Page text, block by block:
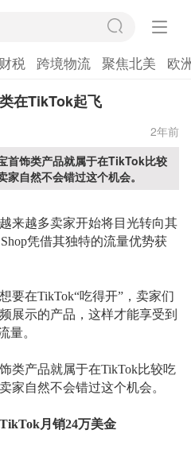
税 跨境物流 聚焦北美 欧
在TikTok起飞
2年前
首饰类产品就属于在TikTok比较
自然不会错过这个机会。
来越多卖家开始将目光转向其
凭借其独特的流量优势获
要在TikTok“吃得开”，卖家们
展示的产品，这样才能享受到
量。
类产品就属于在TikTok比较吃
家自然不会错过这个机会。
TikTok月销24万美金